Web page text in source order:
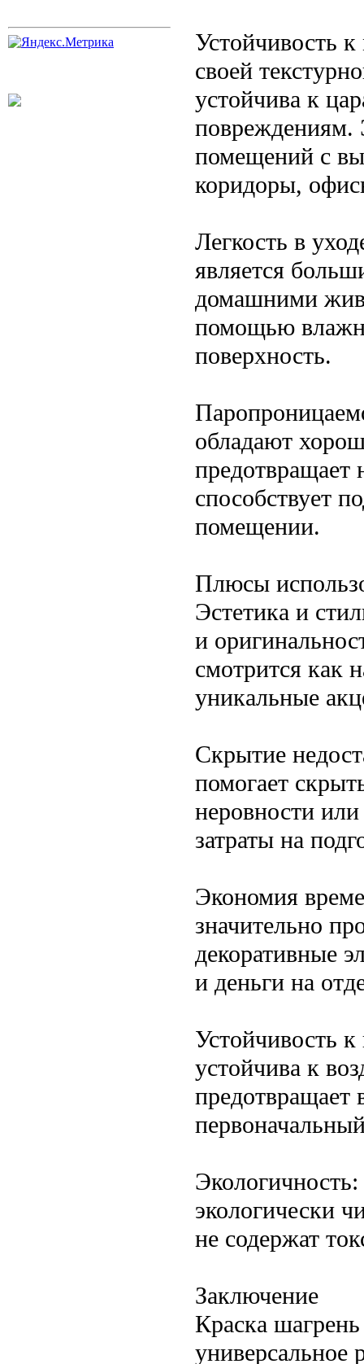
Устойчивость
своей
устойчива к
повреждениям.
помещений с
коридоры,
Легкость в
является
домашними
помощью
поверхность.
обладают
предотвращает
способствует
помещении.
Плюсы
Эстетика и
и
смотрится как
уникальные
Скрытие
помогает
неровности
затраты на
Экономия
значительно
декоративные
и деньги на
Устойчивость
устойчива к
предотвращает
экологически
не содержат
Заключение
Краска
универсальное